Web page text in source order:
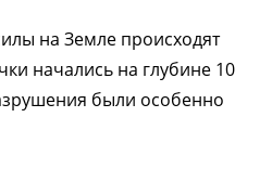
на Земле происходят
начались на глубине 10
были особенно